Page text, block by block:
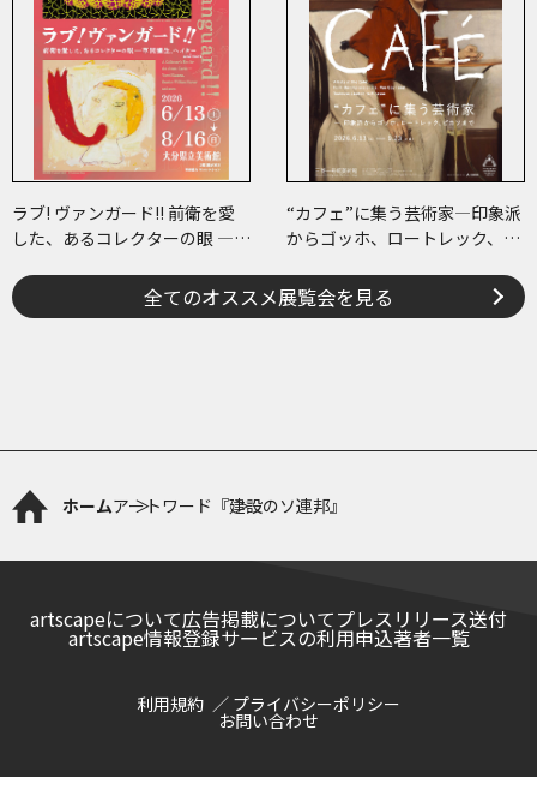
ラブ! ヴァンガード!! 前衛を愛
した、あるコレクターの眼 ―草
“カフェ”に集う芸術家―印象派
からゴッホ、ロートレック、ピ
全てのオススメ展覧会を見る
ホームアートワード 『建設のソ連邦』
artscapeについて広告掲載についてプレスリリース送付
artscape情報登録サービスの利用申込著者一覧
利用規約 プライバシーポリシー
お問い合わせ